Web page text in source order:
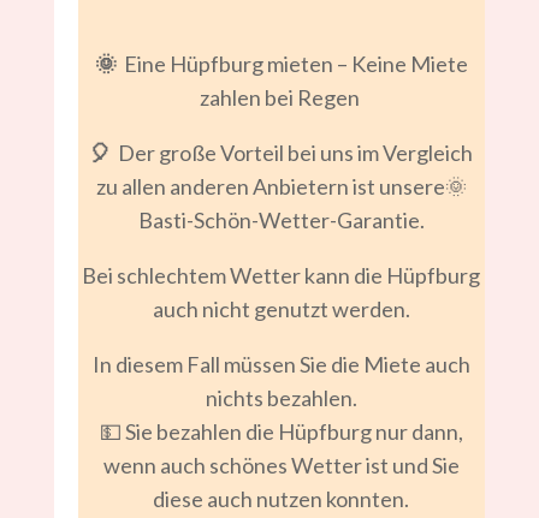
🌞Eine Hüpfburg mieten – Keine Miete
zahlen bei Regen
🎈 Der große Vorteil bei uns im Vergleich
zu allen anderen Anbietern ist unsere🌞
Basti-Schön-Wetter-Garantie.
Bei schlechtem Wetter kann die Hüpfburg
auch nicht genutzt werden.
In diesem Fall müssen Sie die Miete auch
nichts bezahlen.
💵 Sie bezahlen die Hüpfburg nur dann,
wenn auch schönes Wetter ist und Sie
diese auch nutzen konnten.